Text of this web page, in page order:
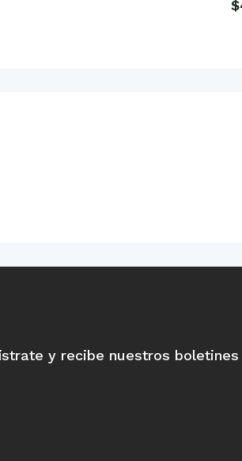
y recibe nuestros